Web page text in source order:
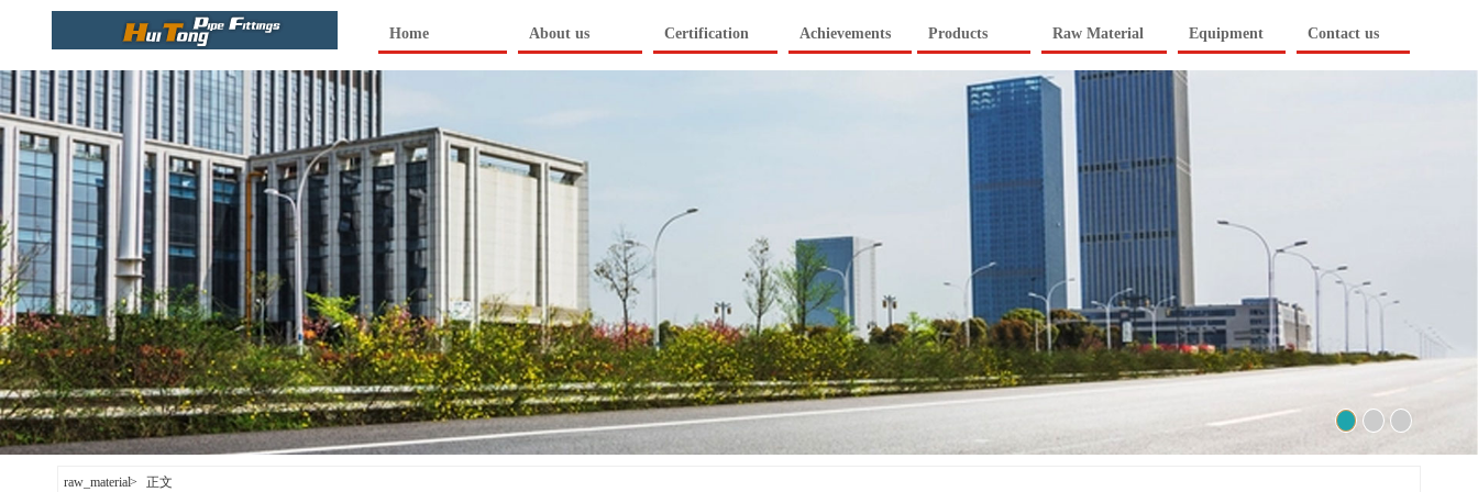
Home About us Certification Achievements Products Raw Material Equipment Contact us
raw_material> 正文